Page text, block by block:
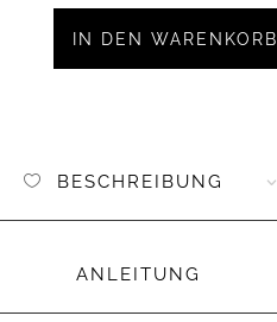
IN DEN WARENKORB
BESCHREIBUNG
ANLEITUNG